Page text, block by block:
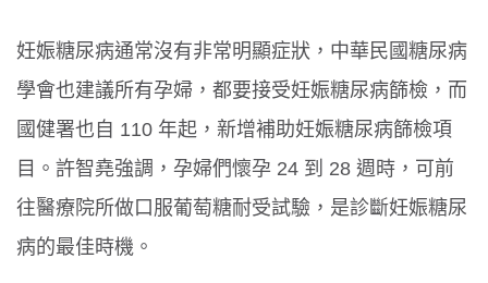
妊娠糖尿病通常沒有非常明顯症狀，中華民國糖尿病
學會也建議所有孕婦，都要接受妊娠糖尿病篩檢，而
國健署也自 110 年起，新增補助妊娠糖尿病篩檢項
目。許智堯強調，孕婦們懷孕 24 到 28 週時，可前
往醫療院所做口服葡萄糖耐受試驗，是診斷妊娠糖尿
病的最佳時機。